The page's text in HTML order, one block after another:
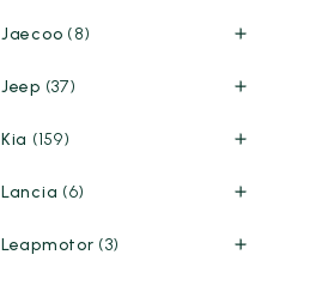
Jaecoo (8)
Jeep (37)
Kia (159)
Lancia (6)
Leapmotor (3)